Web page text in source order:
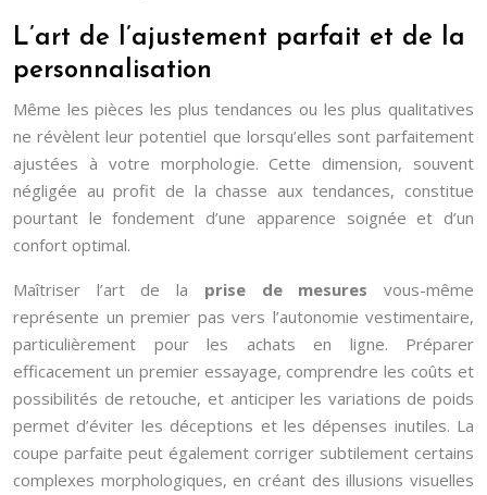
L’art de l’ajustement parfait et de la
personnalisation
Même les pièces les plus tendances ou les plus qualitatives
ne révèlent leur potentiel que lorsqu’elles sont parfaitement
ajustées à votre morphologie. Cette dimension, souvent
négligée au profit de la chasse aux tendances, constitue
pourtant le fondement d’une apparence soignée et d’un
confort optimal.
Maîtriser l’art de la prise de mesures vous-même
représente un premier pas vers l’autonomie vestimentaire,
particulièrement pour les achats en ligne. Préparer
efficacement un premier essayage, comprendre les coûts et
possibilités de retouche, et anticiper les variations de poids
permet d’éviter les déceptions et les dépenses inutiles. La
coupe parfaite peut également corriger subtilement certains
complexes morphologiques, en créant des illusions visuelles